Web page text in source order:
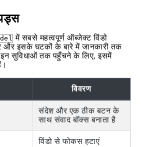
में सबसे महत्वपूर्ण ऑब्जेक्ट विंडो
और इसके घटकों के बारे में जानकारी तक
सुविधाओं तक पहुँचने के लिए, इसमें
विवरण
संदेश और एक ठीक बटन के
साथ संवाद बॉक्स बनाता है
विंडो से फोकस हटाएं